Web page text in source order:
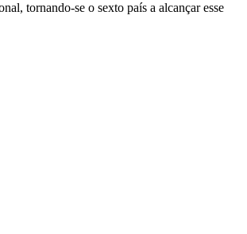
tornando-se o sexto país a alcançar esse